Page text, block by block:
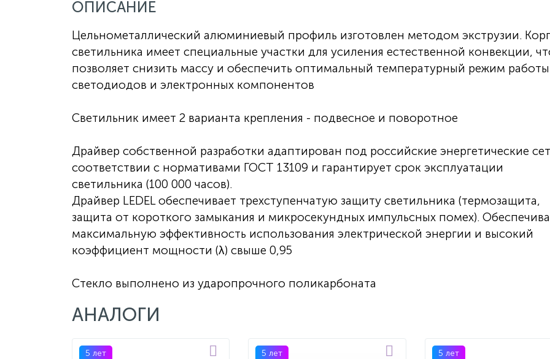
ОПИСАНИЕ
Цельнометаллический алюминиевый профиль изготовлен методом экструзии.
светильника имеет специальные участки для усиления естественной конвекции,
позволяет снизить массу и обеспечить оптимальный температурный режим работы
светодиодов и электронных компонентов
Светильник имеет 2 варианта крепления - подвесное и поворотное
Драйвер собственной разработки адаптирован под российские энергетические
соответствии с нормативами ГОСТ 13109 и гарантирует срок эксплуатации
светильника (100 000 часов).
Драйвер LEDEL обеспечивает трехступенчатую защиту светильника (термозащита,
защита от короткого замыкания и микросекундных импульсных помех).
максимальную эффективность использования электрической энергии и высокий
коэффициент мощности (λ) свыше 0,95
Стекло выполнено из ударопрочного поликарбоната
АНАЛОГИ
5 лет 5 лет 5 лет